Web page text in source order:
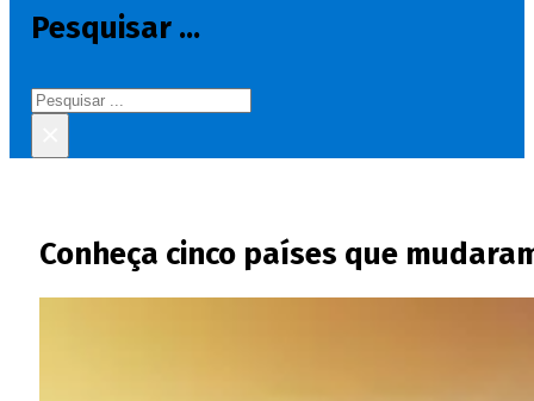
Pesquisar ...
Pesquisar
Conheça cinco países que